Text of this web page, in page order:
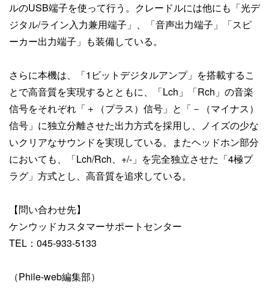
ルのUSB端子を使って行う。クレードルには他にも「光デ
ジタル/ライン入力兼用端子」、「音声出力端子」「スピ
ーカー出力端子」も装備している。
さらに本機は、「1ビットデジタルアンプ」を搭載するこ
とで高音質を実現するとともに、「Lch」「Rch」の音楽
信号をそれぞれ「＋（プラス）信号」と「－（マイナス）
信号」に独立分離させた出力方式を採用し、ノイズの少な
いクリアなサウンドを実現している。またヘッドホン部分
においても、「Lch/Rch、+/-」を完全独立させた「4極プ
ラグ」方式とし、高音質を追求している。
【問い合わせ先】
ケンウッドカスタマーサポートセンター
TEL：045-933-5133
（Phile-web編集部）